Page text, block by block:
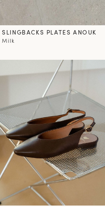
SLINGBACKS PLATES ANOUK
Milk
PRÉCOMMANDER